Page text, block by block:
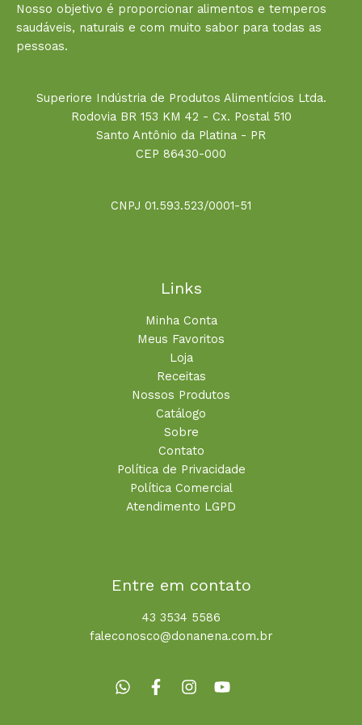
Nosso objetivo é proporcionar alimentos e temperos
saudáveis, naturais e com muito sabor para todas as
pessoas.
Superiore Indústria de Produtos Alimentícios Ltda.
Rodovia BR 153 KM 42 - Cx. Postal 510
Santo Antônio da Platina - PR
CEP 86430-000
CNPJ 01.593.523/0001-51
Links
Minha Conta
Meus Favoritos
Loja
Receitas
Nossos Produtos
Catálogo
Sobre
Contato
Política de Privacidade
Política Comercial
Atendimento LGPD
Entre em contato
43 3534 5586
faleconosco@donanena.com.br